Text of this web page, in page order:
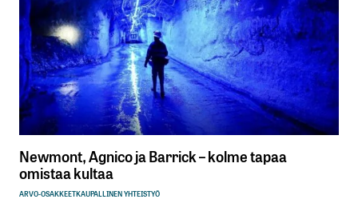
Newmont, Agnico ja Barrick – kolme tapaa
omistaa kultaa
ARVO-OSAKKEETKAUPALLINEN YHTEISTYÖ